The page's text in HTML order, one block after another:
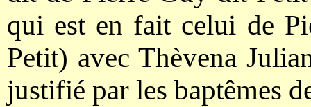
qui est en fait celui de
Petit) avec Thèvena
justifié par les baptêmes